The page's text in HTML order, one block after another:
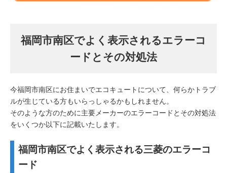
福岡市南区でよく表示されるエラーコ
ードとその対処法
今福岡市南区にお住まいでエコキュートについて、何らかトラブ
ルが生じている方もいらっしゃるかもしれません。
そのような方のために主要メーカーのエラーコードとその対処法
をいくつか以下に記載いたします。
福岡市南区でよく表示される三菱のエラーコ
ード